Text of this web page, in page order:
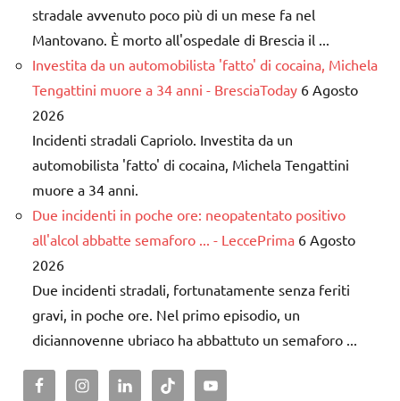
stradale avvenuto poco più di un mese fa nel
Mantovano. È morto all'ospedale di Brescia il ...
Investita da un automobilista 'fatto' di cocaina, Michela
Tengattini muore a 34 anni - BresciaToday 6 Agosto
2026
Incidenti stradali Capriolo. Investita da un
automobilista 'fatto' di cocaina, Michela Tengattini
muore a 34 anni.
Due incidenti in poche ore: neopatentato positivo
all'alcol abbatte semaforo ... - LeccePrima 6 Agosto
2026
Due incidenti stradali, fortunatamente senza feriti
gravi, in poche ore. Nel primo episodio, un
diciannovenne ubriaco ha abbattuto un semaforo ...